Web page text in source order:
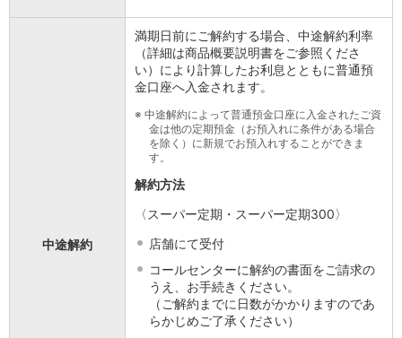
中途解約
満期日前にご解約する場合、中途解約利率
（詳細は商品概要説明書をご参照くださ
い）により計算したお利息とともに普通預
金口座へ入金されます。
※ 中途解約によって普通預金口座に入金されたご資
金は他の定期預金（お預入れに条件がある場合
を除く）に新規でお預入れすることができま
す。
解約方法
〈スーパー定期・スーパー定期300〉
店舗にて受付
コールセンターに解約の書面をご請求の
うえ、お手続きください。
（ご解約までに日数がかかりますのであ
らかじめご了承ください）